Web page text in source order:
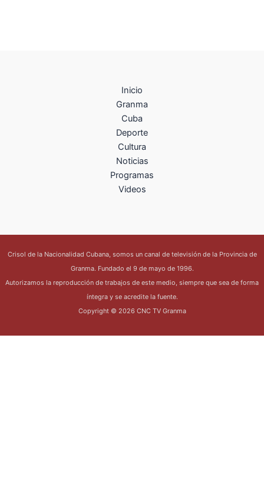
Inicio
Granma
Cuba
Deporte
Cultura
Noticias
Programas
Videos
Crisol de la Nacionalidad Cubana, somos un canal de televisión de la Provincia de
Granma. Fundado el 9 de mayo de 1996.
Autorizamos la reproducción de trabajos de este medio, siempre que sea de forma
íntegra y se acredite la fuente.
Copyright © 2026 CNC TV Granma